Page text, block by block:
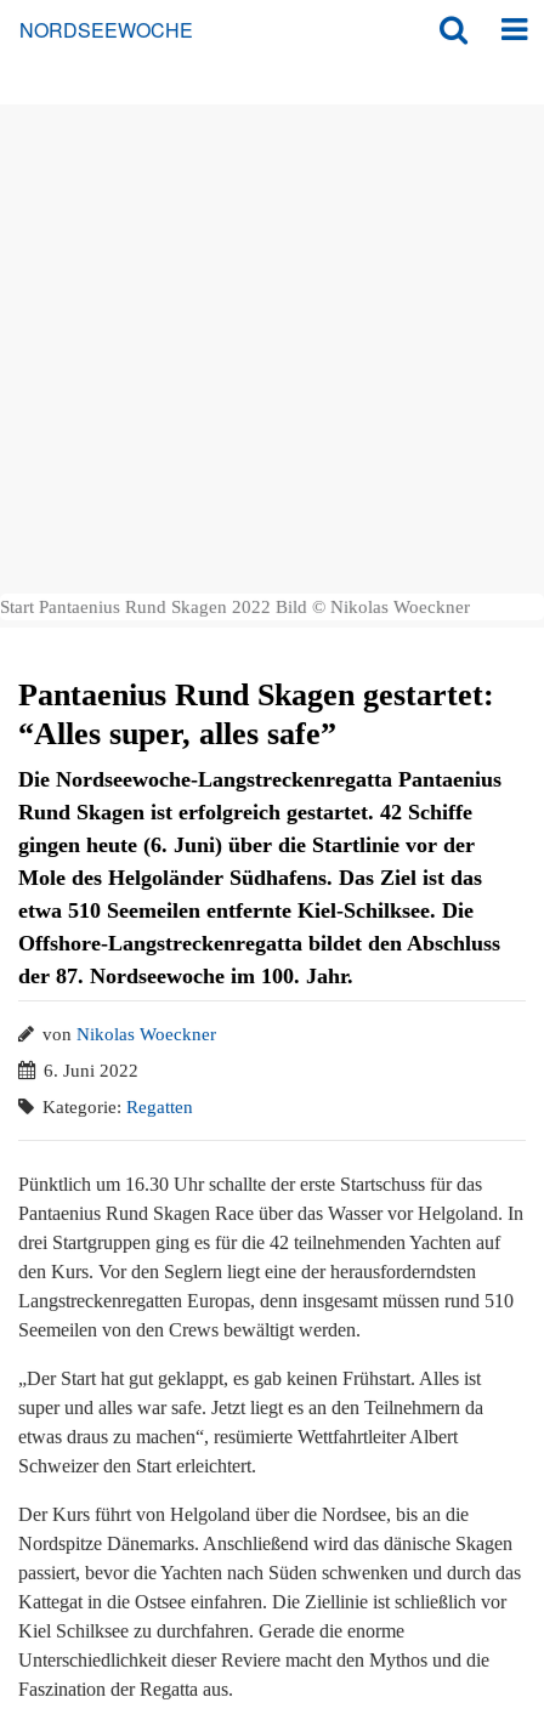
NORDSEEWOCHE
Start Pantaenius Rund Skagen 2022 Bild © Nikolas Woeckner
Pantaenius Rund Skagen gestartet:
“Alles super, alles safe”
Die Nordseewoche-Langstreckenregatta Pantaenius
Rund Skagen ist erfolgreich gestartet. 42 Schiffe
gingen heute (6. Juni) über die Startlinie vor der
Mole des Helgoländer Südhafens. Das Ziel ist das
etwa 510 Seemeilen entfernte Kiel-Schilksee. Die
Offshore-Langstreckenregatta bildet den Abschluss
der 87. Nordseewoche im 100. Jahr.
von Nikolas Woeckner
6. Juni 2022
Kategorie: Regatten
Pünktlich um 16.30 Uhr schallte der erste Startschuss für das
Pantaenius Rund Skagen Race über das Wasser vor Helgoland. In
drei Startgruppen ging es für die 42 teilnehmenden Yachten auf
den Kurs. Vor den Seglern liegt eine der herausforderndsten
Langstreckenregatten Europas, denn insgesamt müssen rund 510
Seemeilen von den Crews bewältigt werden.
„Der Start hat gut geklappt, es gab keinen Frühstart. Alles ist
super und alles war safe. Jetzt liegt es an den Teilnehmern da
etwas draus zu machen“, resümierte Wettfahrtleiter Albert
Schweizer den Start erleichtert.
Der Kurs führt von Helgoland über die Nordsee, bis an die
Nordspitze Dänemarks. Anschließend wird das dänische Skagen
passiert, bevor die Yachten nach Süden schwenken und durch das
Kattegat in die Ostsee einfahren. Die Ziellinie ist schließlich vor
Kiel Schilksee zu durchfahren. Gerade die enorme
Unterschiedlichkeit dieser Reviere macht den Mythos und die
Faszination der Regatta aus.